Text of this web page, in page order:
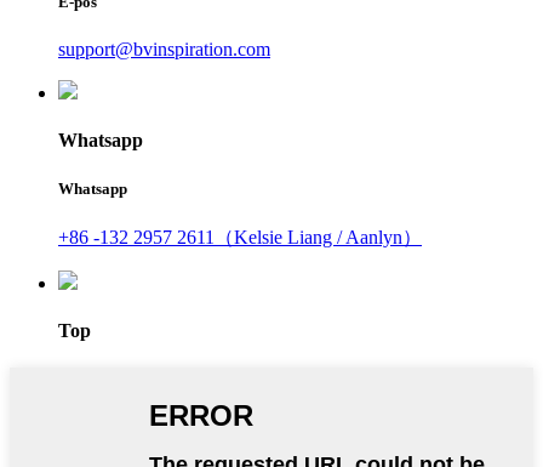
support@bvinspiration.com
Whatsapp
Whatsapp
+86 -132 2957 2611（Kelsie Liang / Aanlyn）
Top